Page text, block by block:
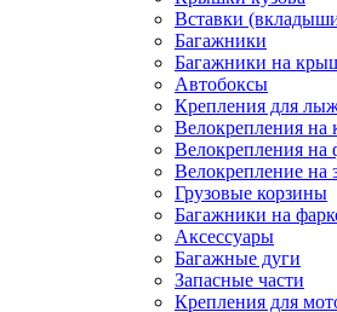
Вставки
Багажники
Багажники на
Автобоксы
Крепления для
Велокрепления
Велокрепления на
Велокрепление на
Грузовые корзины
Багажники на
Аксессуары
Багажные дуги
Запасные части
Крепления для